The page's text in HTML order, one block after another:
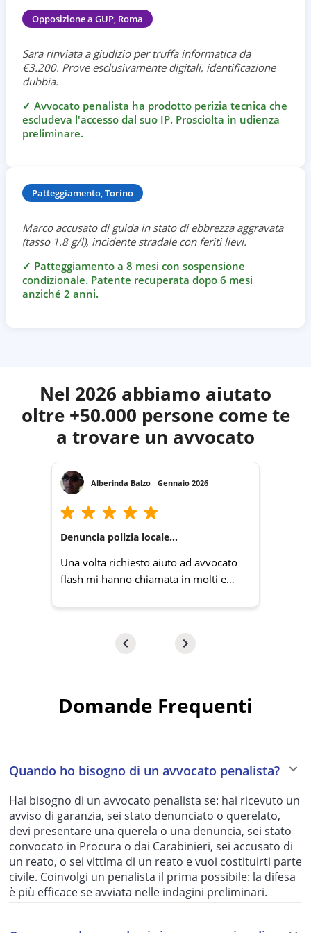
Opposizione a GUP, Roma
Sara rinviata a giudizio per truffa informatica da
€3.200. Prove esclusivamente digitali, identificazione
dubbia.
✓ Avvocato penalista ha prodotto perizia tecnica che
escludeva l'accesso dal suo IP. Prosciolta in udienza
preliminare.
Patteggiamento, Torino
Marco accusato di guida in stato di ebbrezza aggravata
(tasso 1.8 g/l), incidente stradale con feriti lievi.
✓ Patteggiamento a 8 mesi con sospensione
condizionale. Patente recuperata dopo 6 mesi
anziché 2 anni.
Nel 2026 abbiamo aiutato
oltre +50.000 persone come te
a trovare un avvocato
Alberinda Balzo Gennaio 2026
Denuncia polizia locale...
Una volta richiesto aiuto ad avvocato
flash mi hanno chiamata in molti e
utile.
Domande Frequenti
Quando ho bisogno di un avvocato penalista?
Hai bisogno di un avvocato penalista se: hai ricevuto un
avviso di garanzia, sei stato denunciato o querelato,
devi presentare una querela o una denuncia, sei stato
convocato in Procura o dai Carabinieri, sei accusato di
un reato, o sei vittima di un reato e vuoi costituirti parte
civile. Coinvolgi un penalista il prima possibile: la difesa
è più efficace se avviata nelle indagini preliminari.